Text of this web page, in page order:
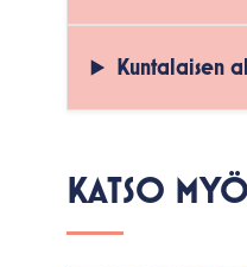
Kuntalaisen
KATSO